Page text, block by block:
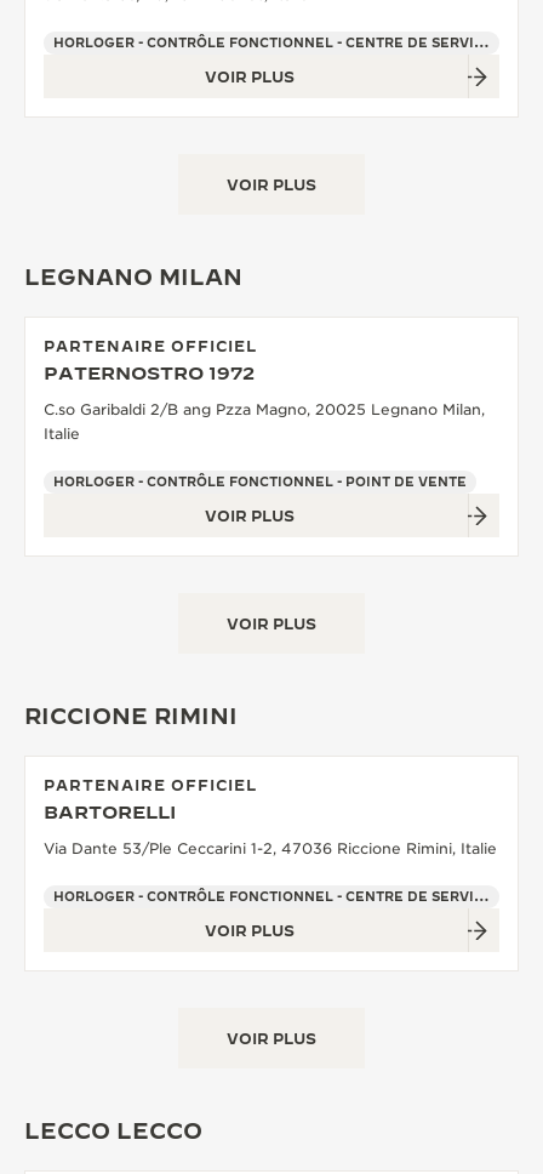
HORLOGER - CONTRÔLE FONCTIONNEL - CENTRE DE SERVICE OFFICIEL - POINT DE VENTE
VOIR PLUS
VOIR PLUS
LEGNANO MILAN
PARTENAIRE OFFICIEL
PATERNOSTRO 1972
C.so Garibaldi 2/B ang Pzza Magno, 20025 Legnano Milan,
Italie
HORLOGER - CONTRÔLE FONCTIONNEL - POINT DE VENTE
VOIR PLUS
VOIR PLUS
RICCIONE RIMINI
PARTENAIRE OFFICIEL
BARTORELLI
Via Dante 53/Ple Ceccarini 1-2, 47036 Riccione Rimini, Italie
HORLOGER - CONTRÔLE FONCTIONNEL - CENTRE DE SERVICE OFFICIEL - POINT DE VENTE
VOIR PLUS
VOIR PLUS
LECCO LECCO